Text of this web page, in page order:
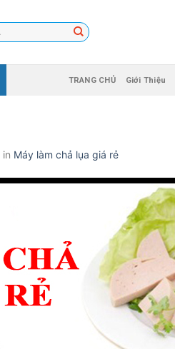
TRANG CHỦ Giới Thiệu
in Máy làm chả lụa giá rẻ